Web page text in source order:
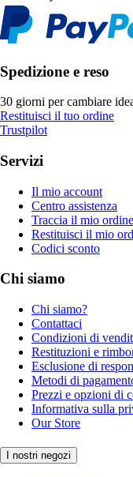
Spedizione e reso
30 giorni per cambiare
Restituisci il tuo ordine
Trustpilot
Servizi
Il mio account
Centro assistenza
Traccia il mio ordine
Restituisci il mio
Codici sconto
Chi siamo
Chi siamo?
Contattaci
Condizioni di
Restituzioni e
Esclusione di
Metodi di
Prezzi e opzioni di
Informativa sulla
Our Store
I nostri negozi